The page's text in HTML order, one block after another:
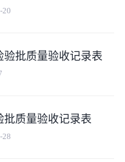
20
批质量验收记录表
质量验收记录表
28